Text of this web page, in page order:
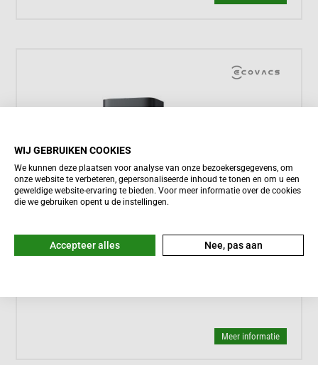
Ecovacs Deebot T80 Omni
Meer informatie
WIJ GEBRUIKEN COOKIES
We kunnen deze plaatsen voor analyse van onze bezoekersgegevens, om
onze website te verbeteren, gepersonaliseerde inhoud te tonen en om u een
geweldige website-ervaring te bieden. Voor meer informatie over de cookies
die we gebruiken opent u de instellingen.
Accepteer alles Nee, pas aan